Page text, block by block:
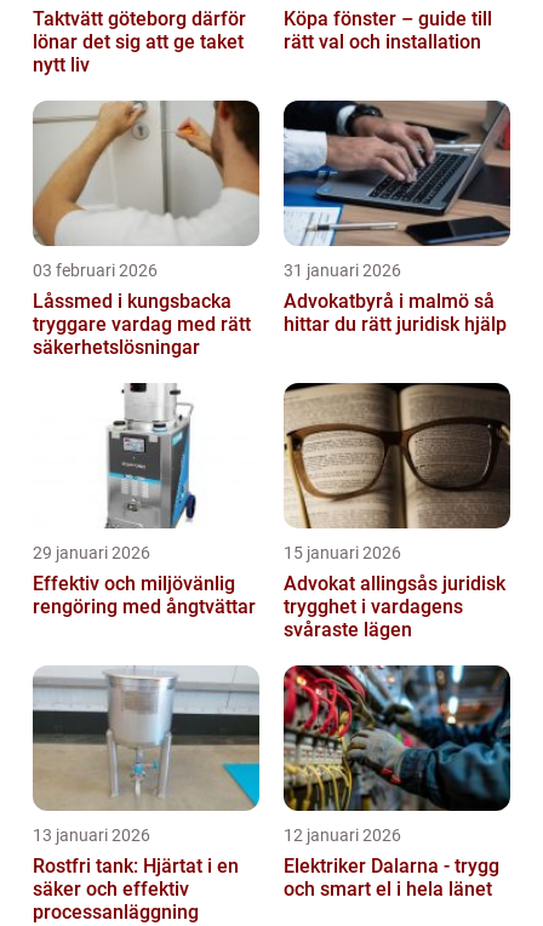
Taktvätt göteborg därför
lönar det sig att ge taket
nytt liv
Köpa fönster – guide till
rätt val och installation
03 februari 2026
Låssmed i kungsbacka
tryggare vardag med rätt
säkerhetslösningar
31 januari 2026
Advokatbyrå i malmö så
hittar du rätt juridisk hjälp
29 januari 2026
Effektiv och miljövänlig
rengöring med ångtvättar
15 januari 2026
Advokat allingsås juridisk
trygghet i vardagens
svåraste lägen
13 januari 2026
Rostfri tank: Hjärtat i en
säker och effektiv
processanläggning
12 januari 2026
Elektriker Dalarna - trygg
och smart el i hela länet